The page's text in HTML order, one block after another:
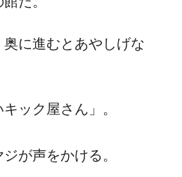
に進むとあやしげな
ック屋さん」。
が声をかける。